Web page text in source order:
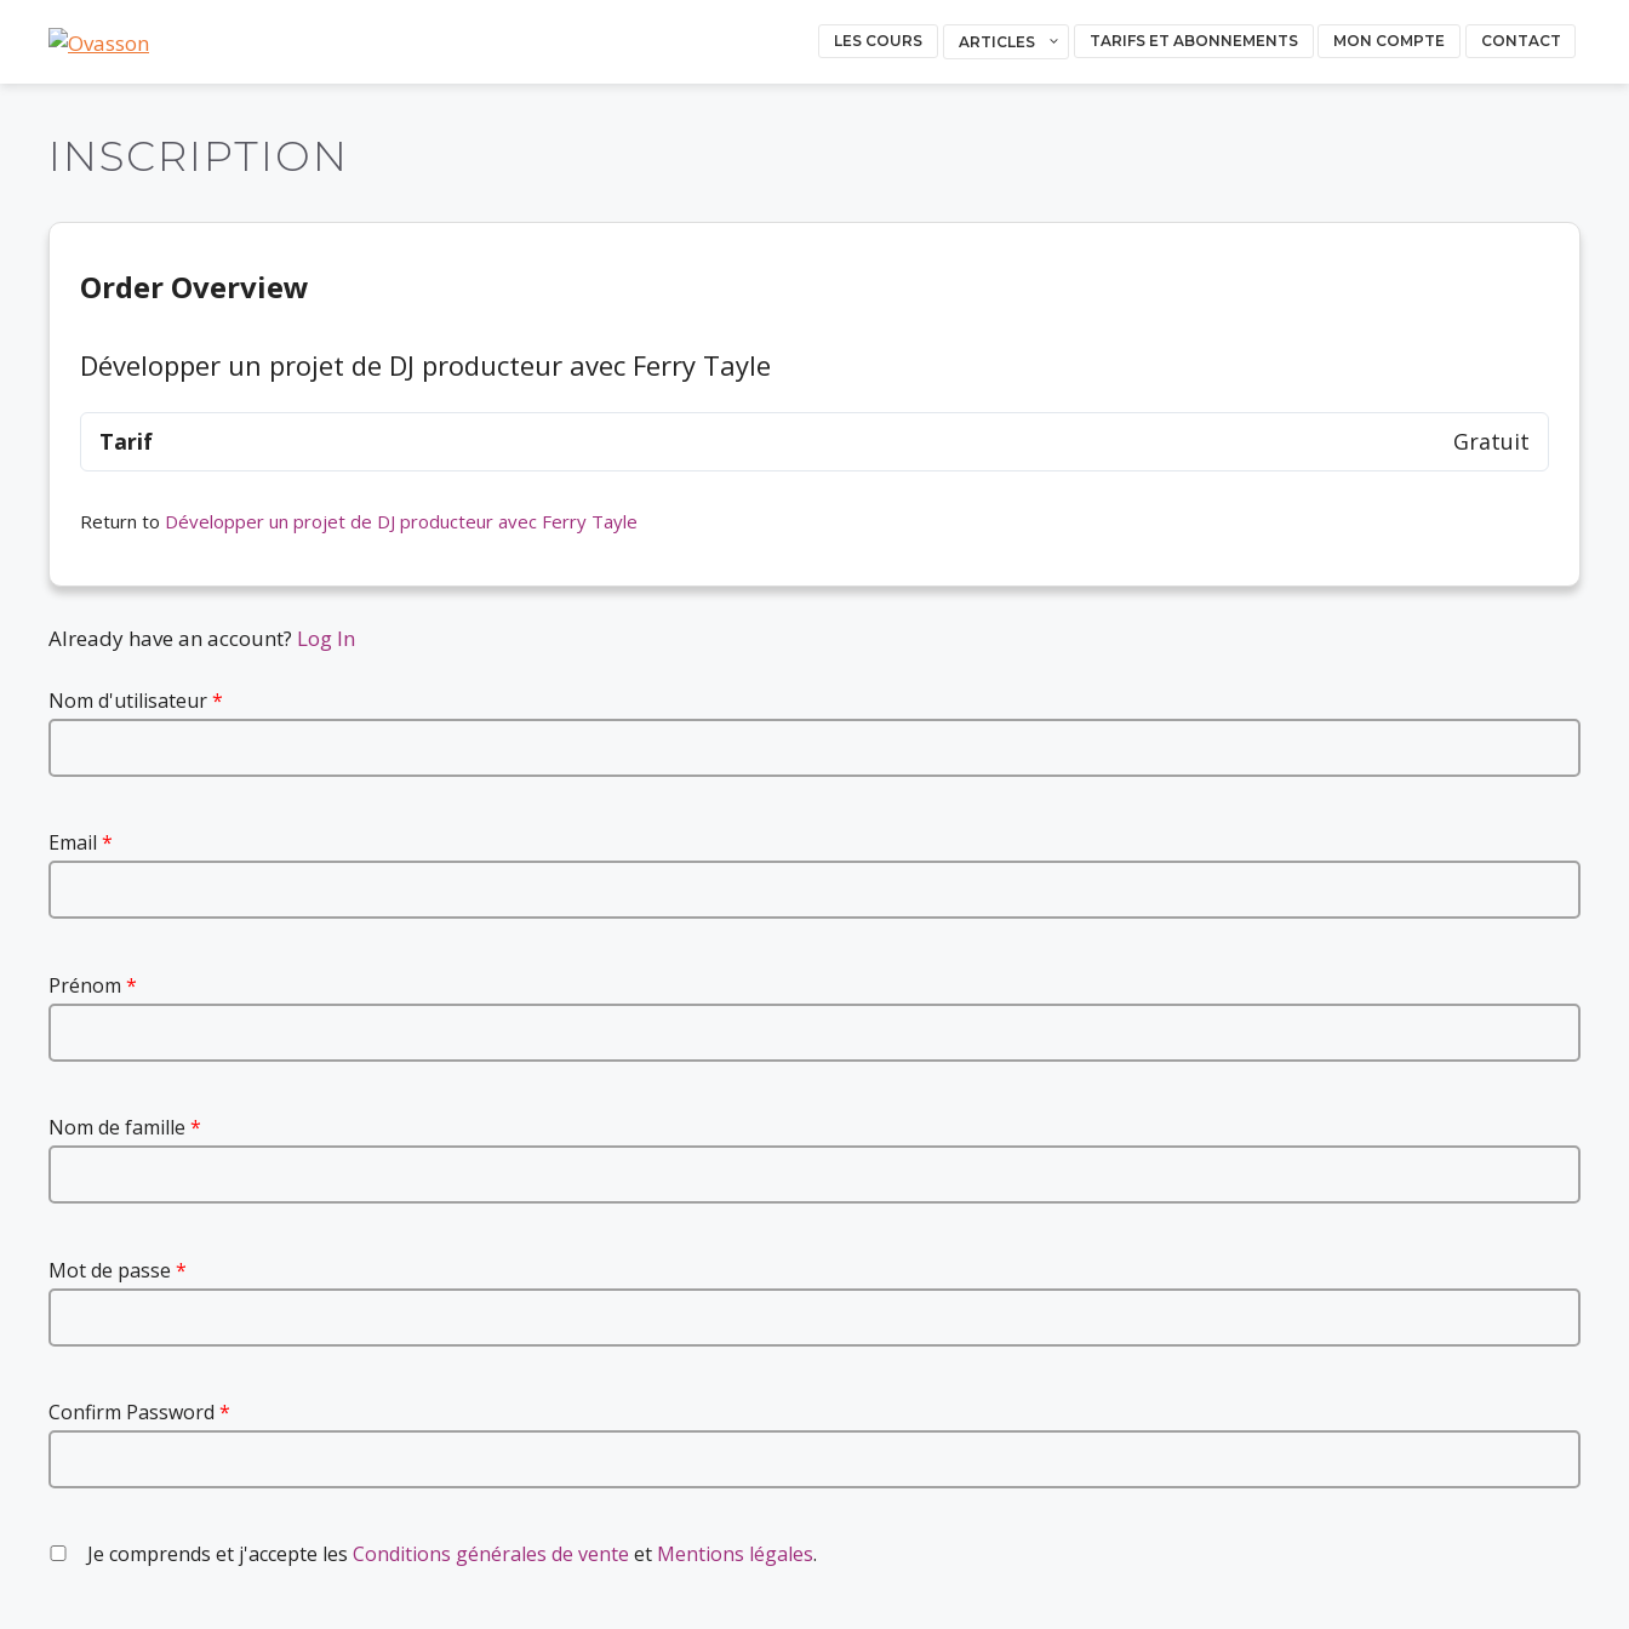
LES COURS ARTICLES TARIFS ET ABONNEMENTS MON COMPTE CONTACT
INSCRIPTION
Order Overview
Développer un projet de DJ producteur avec Ferry Tayle
Tarif Gratuit
Return to Développer un projet de DJ producteur avec Ferry Tayle
Already have an account? Log In
Nom d'utilisateur*
Email *
Prénom *
Nom de famille *
Mot de passe *
Confirm Password *
Je comprends et j'accepte les Conditions générales de vente et Mentions légales.